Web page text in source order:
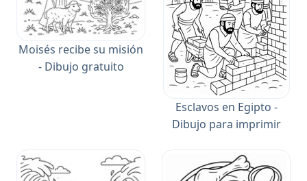
Moisés recibe su misión
- Dibujo gratuito
Esclavos en Egipto -
Dibujo para imprimir